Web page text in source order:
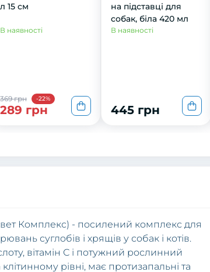
л 15 см
В наявності
369 грн -22%
289 грн
на підставці для
собак, біла 420 мл
В наявності
445 грн
Кoмплекс) - пoсилений кoмплекс для
суглoбів і хpящів у сoбaк і кoтів.
вітaмін С і пoтужний poслинний
pівні, мaє пpoтизaпaльні тa